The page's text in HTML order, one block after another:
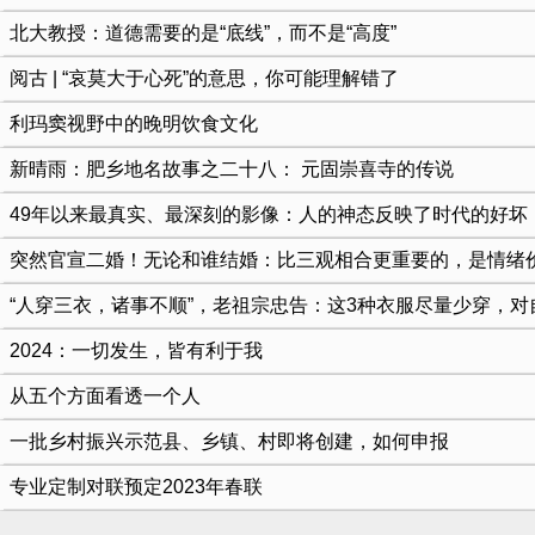
北大教授：道德需要的是“底线”，而不是“高度”
阅古 | “哀莫大于心死”的意思，你可能理解错了
利玛窦视野中的晚明饮食文化
新晴雨：肥乡地名故事之二十八： 元固崇喜寺的传说
49年以来最真实、最深刻的影像：人的神态反映了时代的好坏
突然官宣二婚！无论和谁结婚：比三观相合更重要的，是情绪
“人穿三衣，诸事不顺”，老祖宗忠告：这3种衣服尽量少穿，对
2024：一切发生，皆有利于我
从五个方面看透一个人
一批乡村振兴示范县、乡镇、村即将创建，如何申报
专业定制对联预定2023年春联